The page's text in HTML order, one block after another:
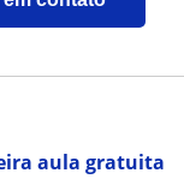
aula gratuita